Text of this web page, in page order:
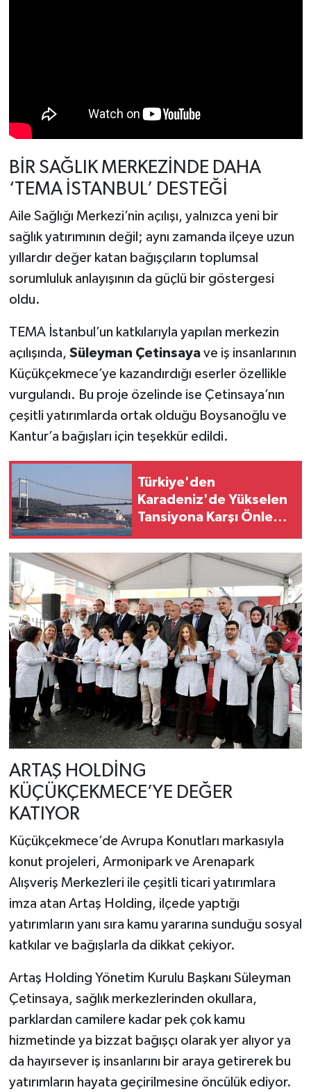
BİR SAĞLIK MERKEZİNDE DAHA
‘TEMA İSTANBUL’ DESTEĞİ
Aile Sağlığı Merkezi’nin açılışı, yalnızca yeni bir
sağlık yatırımının değil; aynı zamanda ilçeye uzun
yıllardır değer katan bağışçıların toplumsal
sorumluluk anlayışının da güçlü bir göstergesi
oldu.
TEMA İstanbul’un katkılarıyla yapılan merkezin
açılışında, Süleyman Çetinsayave iş insanlarının
Küçükçekmece’ye kazandırdığı eserler özellikle
vurgulandı. Bu proje özelinde ise Çetinsaya’nın
çeşitli yatırımlarda ortak olduğu Boysanoğlu ve
Kantur’a bağışları için teşekkür edildi.
Türkiye'den
Karadeniz'de Yükselen
Tansiyona Karşı Önlem:
Çanakkale Boğazı
Kısıtlaması
ARTAŞ HOLDİNG
KÜÇÜKÇEKMECE’YE DEĞER
KATIYOR
Küçükçekmece’de Avrupa Konutları markasıyla
konut projeleri, Armonipark ve Arenapark
Alışveriş Merkezleri ile çeşitli ticari yatırımlara
imza atan Artaş Holding, ilçede yaptığı
yatırımların yanı sıra kamu yararına sunduğu sosyal
katkılar ve bağışlarla da dikkat çekiyor.
Artaş Holding Yönetim Kurulu Başkanı Süleyman
Çetinsaya, sağlık merkezlerinden okullara,
parklardan camilere kadar pek çok kamu
hizmetinde ya bizzat bağışçı olarak yer alıyor ya
da hayırsever iş insanlarını bir araya getirerek bu
yatırımların hayata geçirilmesine öncülük ediyor.